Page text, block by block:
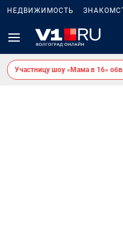
НЕДВИЖИМОСТЬ
Участницу шоу «Мама в 16»